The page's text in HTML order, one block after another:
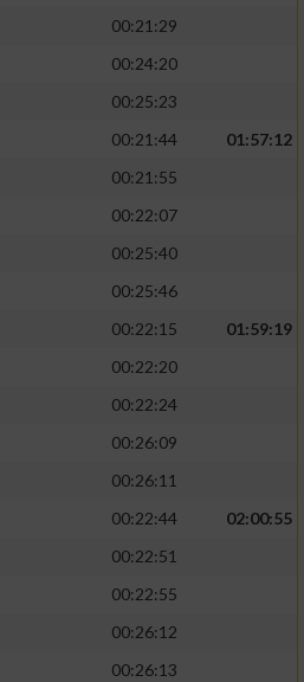
00:21:29
00:24:20
00:25:23
00:21:44
01:57:12
00:21:55
00:22:07
00:25:40
00:25:46
00:22:15
01:59:19
00:22:20
00:22:24
00:26:09
00:26:11
00:22:44
02:00:55
00:22:51
00:22:55
00:26:12
00:26:13